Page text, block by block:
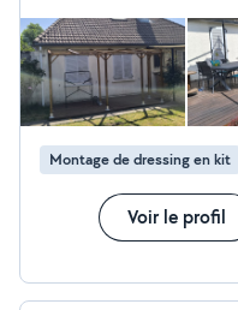
merci pour tout 💪🏼💪🏼
Montage de dressing en kit
Voir le profil